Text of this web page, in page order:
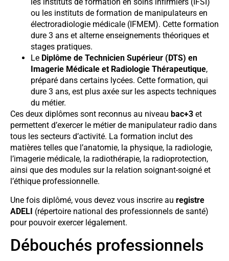
les instituts de formation en soins infirmiers (IFSI)
ou les instituts de formation de manipulateurs en
électroradiologie médicale (IFMEM). Cette formation
dure 3 ans et alterne enseignements théoriques et
stages pratiques.
Le Diplôme de Technicien Supérieur (DTS) en
Imagerie Médicale et Radiologie Thérapeutique,
préparé dans certains lycées. Cette formation, qui
dure 3 ans, est plus axée sur les aspects techniques
du métier.
Ces deux diplômes sont reconnus au niveau bac+3 et
permettent d’exercer le métier de manipulateur radio dans
tous les secteurs d’activité. La formation inclut des
matières telles que l’anatomie, la physique, la radiologie,
l’imagerie médicale, la radiothérapie, la radioprotection,
ainsi que des modules sur la relation soignant-soigné et
l’éthique professionnelle.
Une fois diplômé, vous devez vous inscrire au registre
ADELI (répertoire national des professionnels de santé)
pour pouvoir exercer légalement.
Débouchés professionnels